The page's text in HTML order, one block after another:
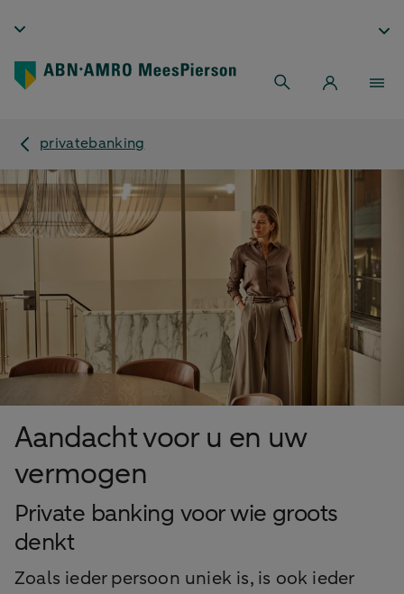
privatebanking
Aandacht voor u en uw
vermogen
Private banking voor wie groots
denkt
Zoals ieder persoon uniek is, is ook ieder